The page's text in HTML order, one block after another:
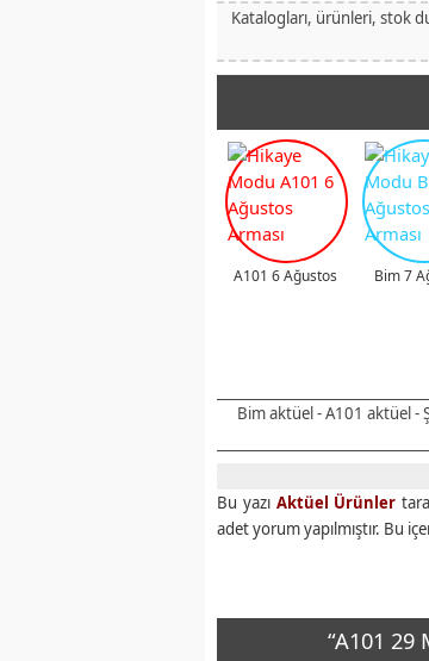
Katalogları, ürünleri, stok
A101 6 Ağustos Bim 7
Bim aktüel - A101 aktüel -
Bu yazı Aktüel Ürünler
adet yorum yapılmıştır. Bu
“A101